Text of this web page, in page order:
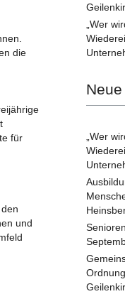
die
für
und
„Wer
„Wer